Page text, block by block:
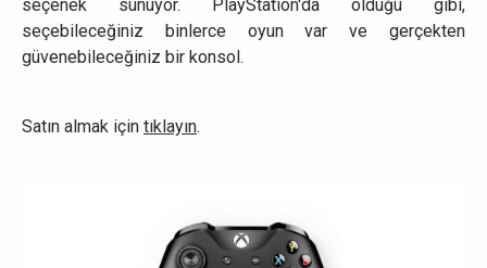
seçenek sunuyor. PlayStation'da olduğu gibi,
seçebileceğiniz binlerce oyun var ve gerçekten
güvenebileceğiniz bir konsol.
Satın almak için tıklayın.